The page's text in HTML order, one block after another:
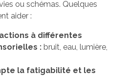
ou schémas. Quelques
aider :
à différentes
: bruit, eau, lumière,
la fatigabilité et les